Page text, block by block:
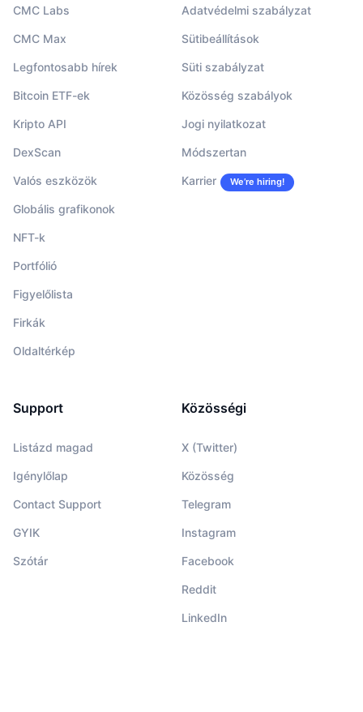
CMC Labs
CMC Max
Legfontosabb hírek
Bitcoin ETF-ek
Kripto API
DexScan
Valós eszközök
Globális grafikonok
NFT-k
Portfólió
Figyelőlista
Firkák
Oldaltérkép
Adatvédelmi szabályzat
Sütibeállítások
Süti szabályzat
Közösség szabályok
Jogi nyilatkozat
Módszertan
Karrier We’re hiring!
Support
Listázd magad
Igénylőlap
Contact Support
GYIK
Szótár
Közösségi
X (Twitter)
Közösség
Telegram
Instagram
Facebook
Reddit
LinkedIn